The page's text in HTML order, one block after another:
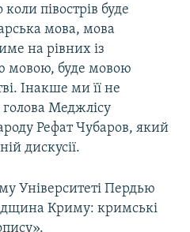
півострів буде
мова, мова
на рівних із
мовою, буде мовою
Інакше ми її не
Меджлісу
Рефат Чубаров, який
дискусії.
Університеті Пердью
Криму: кримські